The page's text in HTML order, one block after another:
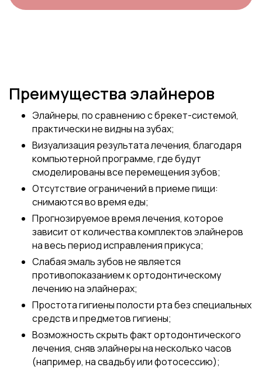
Преимущества элайнеров
Элайнеры, по сравнению с брекет-системой,
практически не видны на зубах;
Визуализация результата лечения, благодаря
компьютерной программе, где будут
смоделированы все перемещения зубов;
Отсутствие ограничений в приеме пищи:
снимаются во время еды;
Прогнозируемое время лечения, которое
зависит от количества комплектов элайнеров
на весь период исправления прикуса;
Слабая эмаль зубов не является
противопоказанием к ортодонтическому
лечению на элайнерах;
Простота гигиены полости рта без специальных
средств и предметов гигиены;
Возможность скрыть факт ортодонтического
лечения, сняв элайнеры на несколько часов
(например, на свадьбу или фотосессию);